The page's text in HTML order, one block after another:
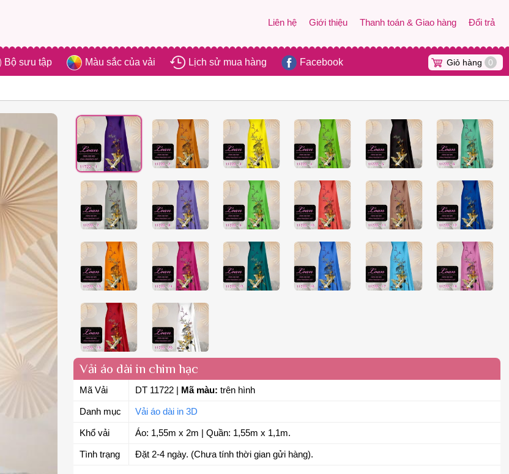
Liên hệ Giới thiệu Thanh toán & Giao hàng Đổi trả
Bộ sưu tập Màu sắc của vải Lịch sử mua hàng Facebook Giỏ hàng 0
Vải áo dài in chim hạc
Mã Vải DT 11722 Mã màu: trên hình
Danh mục Vải áo dài in 3D
Khổ vải Áo: 1,55m x 2m | Quần: 1,55m x 1,1m.
Tình trạng Đặt 2-4 ngày. (Chưa tính thời gian gửi hàng).